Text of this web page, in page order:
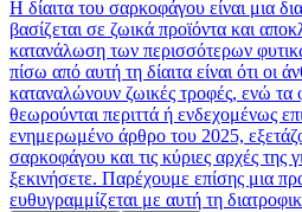
Η δίαιτα του σαρκοφάγου είναι μια
βασίζεται σε ζωικά προϊόντα και
κατανάλωση των περισσότερων
πίσω από αυτή τη δίαιτα είναι ότι οι
καταναλώνουν ζωικές τροφές, ενώ τα
θεωρούνται περιττά ή ενδεχομένως
ενημερωμένο άρθρο του 2025,
σαρκοφάγου και τις κύριες αρχές
ξεκινήσετε. Παρέχουμε επίσης μια
ευθυγραμμίζεται με αυτή τη